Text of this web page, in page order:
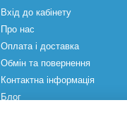
Вхід до кабінету
Про нас
Оплата і доставка
Обмін та повернення
Контактна інформація
Блог